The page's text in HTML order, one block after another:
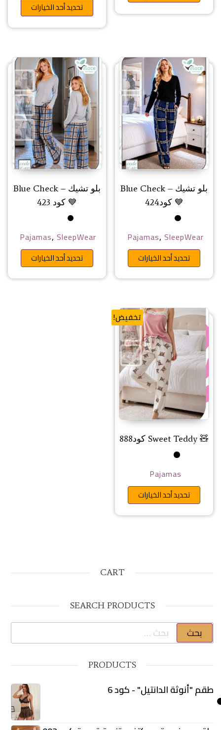
تحديد أحد الخيارات
بلو تشيك – Blue Check
💙 كود424
Pajamas, SleepWear
تحديد أحد الخيارات هناك العديد من الأشكال
بلو تشيك – Blue Check
💙 كود 423
Pajamas, SleepWear
تحديد أحد الخيارات
تخفيض!
🧸 Sweet Teddy كود888
Pajamas
تحديد أحد الخيارات هناك العديد من الأشكال
CART
SEARCH PRODUCTS
البحث عن:
PRODUCTS
طقم "أنوثة الدانتيل" - كود 6